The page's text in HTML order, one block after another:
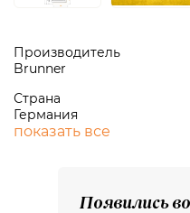
Производитель
Brunner
Страна
Германия
показать все
Появились